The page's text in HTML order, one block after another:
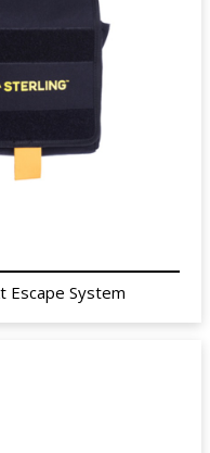
Escape System